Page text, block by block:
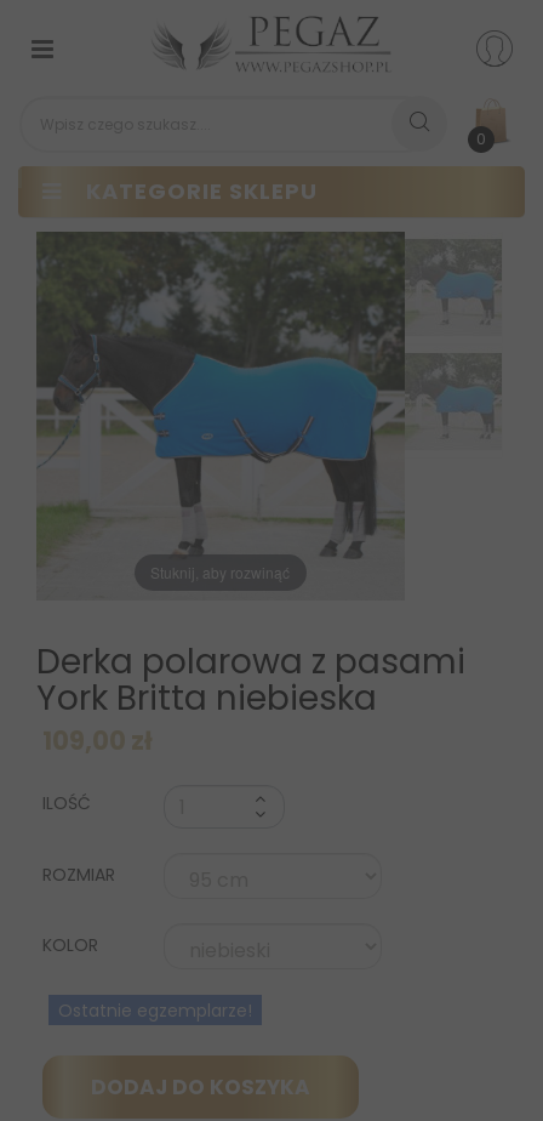
0
KATEGORIE SKLEPU
Przełącz
nawigacji
Stuknij, aby rozwinąć
Derka polarowa z pasami
York Britta niebieska
ILOŚĆ
ROZMIAR
KOLOR
Ostatnie egzemplarze!
DODAJ DO KOSZYKA